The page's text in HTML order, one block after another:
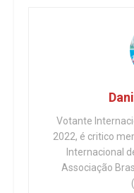
Votante
2022, é critico
Internacional
Associação